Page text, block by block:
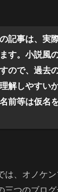
記事は、実
す。小説風
ので、過去
解しやすい
前等は仮名
、オノケ